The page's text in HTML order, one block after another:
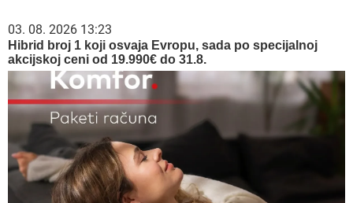
03. 08. 2026 13:23
Hibrid broj 1 koji osvaja Evropu, sada po specijalnoj
akcijskoj ceni od 19.990€ do 31.8.